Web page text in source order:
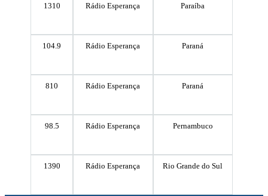
1310 Rádio Esperança Paraíba
104.9 Rádio Esperança Paraná
810 Rádio Esperança Paraná
98.5 Rádio Esperança Pernambuco
1390 Rádio Esperança Rio Grande do Sul